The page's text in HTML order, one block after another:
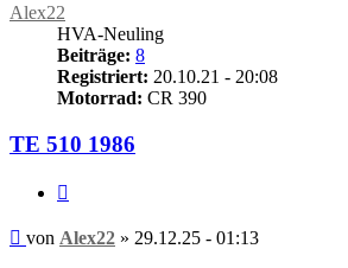
Alex22
HVA-Neuling
Beiträge: 8
Registriert: 20.10.21 - 20:08
Motorrad: CR 390
TE 510 1986
Beitrag
von Alex22 » 29.12.25 - 01:13